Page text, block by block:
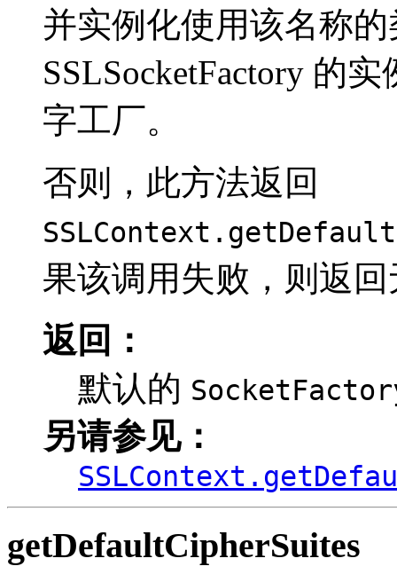
并实例化使用该名称
SSLSocketFactory 的
字工厂。
否则，此方法返回
果该调用失败，则返
返回：
默认的
另请参见：
getDefaultCipherSuites